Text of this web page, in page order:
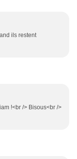
ils restent
!<br /> Bisous<br />